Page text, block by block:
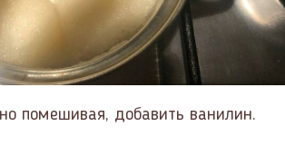
помешивая, добавить ванилин.